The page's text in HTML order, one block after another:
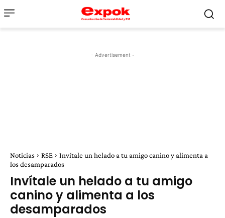
- Advertisement -
Noticias RSE
Invítale un helado a tu amigo canino y alimenta a
los desamparados
Invítale un helado a tu amigo
canino y alimenta a los
desamparados